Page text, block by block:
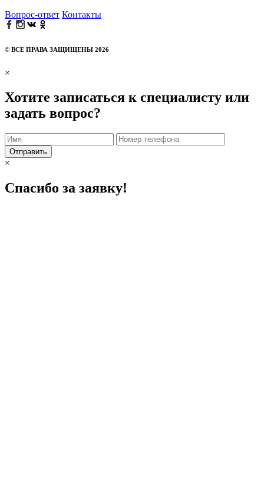
Вопрос-ответ Контакты
© ВСЕ ПРАВА ЗАЩИЩЕНЫ 2026
×
Хотите записаться к специалисту или
задать вопрос?
Отправить
×
Спасибо за заявку!